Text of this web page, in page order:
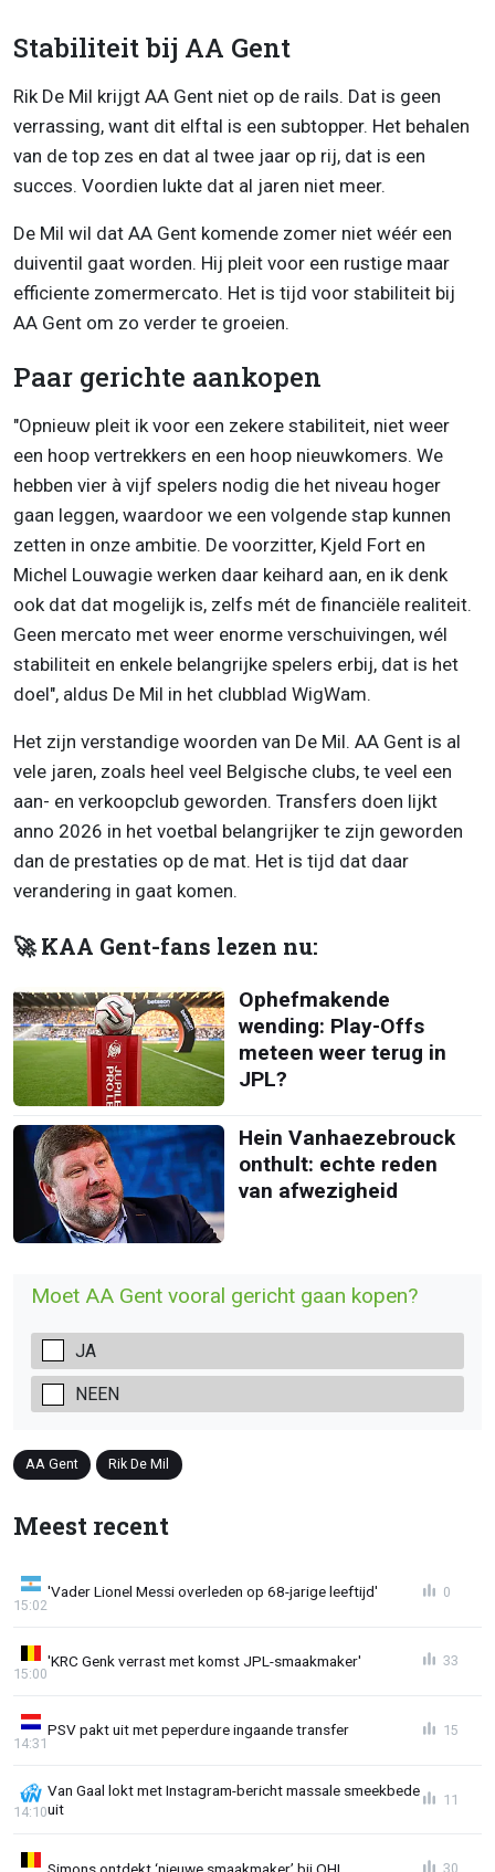
Stabiliteit bij AA Gent
Rik De Mil krijgt AA Gent niet op de rails. Dat is geen
verrassing, want dit elftal is een subtopper. Het behalen
van de top zes en dat al twee jaar op rij, dat is een
succes. Voordien lukte dat al jaren niet meer.
De Mil wil dat AA Gent komende zomer niet wéér een
duiventil gaat worden. Hij pleit voor een rustige maar
efficiente zomermercato. Het is tijd voor stabiliteit bij
AA Gent om zo verder te groeien.
Paar gerichte aankopen
"Opnieuw pleit ik voor een zekere stabiliteit, niet weer
een hoop vertrekkers en een hoop nieuwkomers. We
hebben vier à vijf spelers nodig die het niveau hoger
gaan leggen, waardoor we een volgende stap kunnen
zetten in onze ambitie. De voorzitter, Kjeld Fort en
Michel Louwagie werken daar keihard aan, en ik denk
ook dat dat mogelijk is, zelfs mét de financiële realiteit.
Geen mercato met weer enorme verschuivingen, wél
stabiliteit en enkele belangrijke spelers erbij, dat is het
doel", aldus De Mil in het clubblad WigWam.
Het zijn verstandige woorden van De Mil. AA Gent is al
vele jaren, zoals heel veel Belgische clubs, te veel een
aan- en verkoopclub geworden. Transfers doen lijkt
anno 2026 in het voetbal belangrijker te zijn geworden
dan de prestaties op de mat. Het is tijd dat daar
verandering in gaat komen.
🚀 KAA Gent-fans lezen nu:
Ophefmakende
wending: Play-Offs
meteen weer terug in
JPL?
Hein Vanhaezebrouck
onthult: echte reden
van afwezigheid
Moet AA Gent vooral gericht gaan kopen?
JA
NEEN
AA Gent Rik De Mil
Meest recent
'Vader Lionel Messi overleden op 68-jarige leeftijd'
15:02
0
'KRC Genk verrast met komst JPL-smaakmaker'
15:00
33
PSV pakt uit met peperdure ingaande transfer
14:31
15
Van Gaal lokt met Instagram-bericht massale smeekbede
uit
14:10
11
Simons ontdekt ‘nieuwe smaakmaker’ bij OHL 30